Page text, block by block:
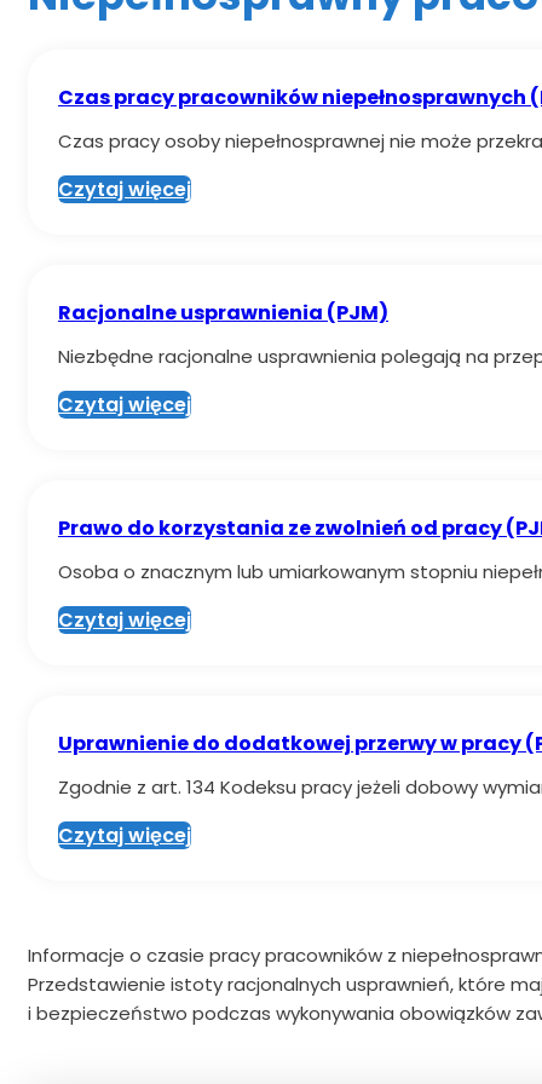
Czas pracy pracowników niepełnosprawnych
Czas pracy osoby niepełnosprawnej nie może
Czytaj więcej
Racjonalne usprawnienia (PJM)
Niezbędne racjonalne usprawnienia polegają na
Czytaj więcej
Prawo do korzystania ze zwolnień od pracy
Osoba o znacznym lub umiarkowanym stopniu
Czytaj więcej
Uprawnienie do dodatkowej przerwy w pracy
Zgodnie z art. 134 Kodeksu pracy jeżeli dobowy
Czytaj więcej
Informacje o czasie pracy pracowników z
Przedstawienie istoty racjonalnych usprawnień, które
i bezpieczeństwo podczas wykonywania obowiązków